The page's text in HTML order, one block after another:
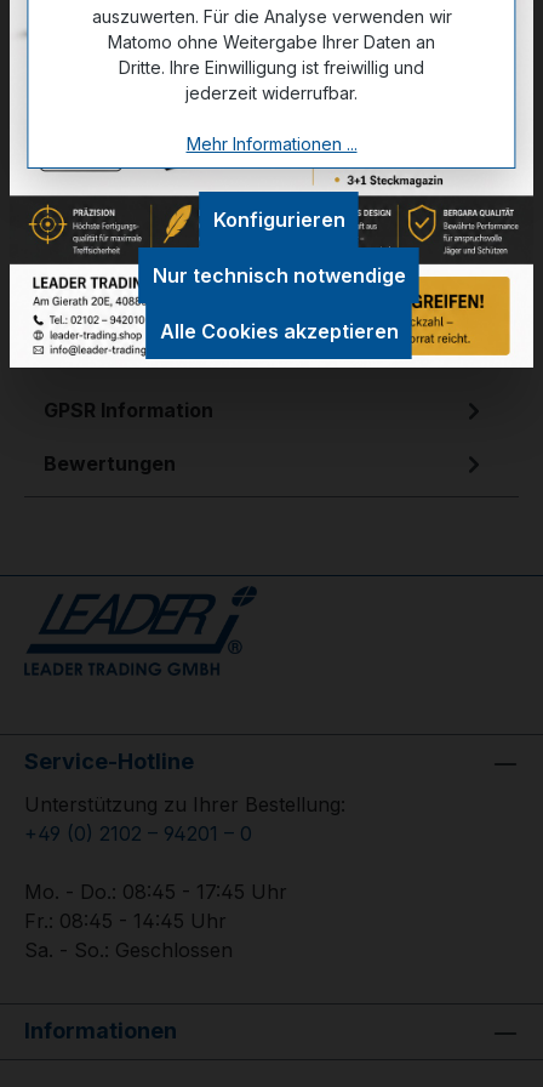
Zum Merkzettel hinzufügen
Beschreibung
Eine Patrone für alle WildartenSeine exklusiven
Komponenten garantieren den bestmöglichen
Jagdtag.
Technische Daten
GPSR Information
Bewertungen
Service-Hotline
Unterstützung zu Ihrer Bestellung:
+49 (0) 2102 – 94201 – 0
Mo. - Do.: 08:45 - 17:45 Uhr
Fr.: 08:45 - 14:45 Uhr
Sa. - So.: Geschlossen
Informationen
auszuwerten. Für die Analyse verwenden wir
Matomo ohne Weitergabe Ihrer Daten an
Dritte. Ihre Einwilligung ist freiwillig und
jederzeit widerrufbar.
Mehr Informationen ...
Nur technisch notwendige
Konfigurieren
Alle Cookies akzeptieren